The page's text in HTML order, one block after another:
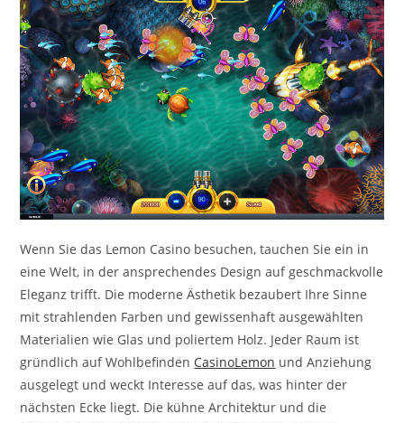
Wenn Sie das Lemon Casino besuchen, tauchen Sie ein in
eine Welt, in der ansprechendes Design auf geschmackvolle
Eleganz trifft. Die moderne Ästhetik bezaubert Ihre Sinne
mit strahlenden Farben und gewissenhaft ausgewählten
Materialien wie Glas und poliertem Holz. Jeder Raum ist
gründlich auf Wohlbefinden CasinoLemon und Anziehung
ausgelegt und weckt Interesse auf das, was hinter der
nächsten Ecke liegt. Die kühne Architektur und die